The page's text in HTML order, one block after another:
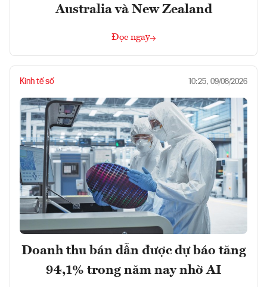
Australia và New Zealand
Đọc ngay
Kinh tế số 10:25, 09/08/2026
Doanh thu bán dẫn được dự báo tăng
94,1% trong năm nay nhờ AI